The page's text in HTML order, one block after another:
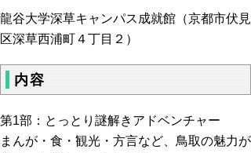
龍谷大学深草キャンパス成就館（京都市伏見
区深草西浦町４丁目２）
内容
第1部：とっとり謎解きアドベンチャー
まんが・食・観光・方言など、鳥取の魅力が